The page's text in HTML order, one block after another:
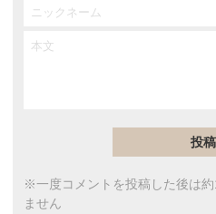
※一度コメントを投稿した後は
ません